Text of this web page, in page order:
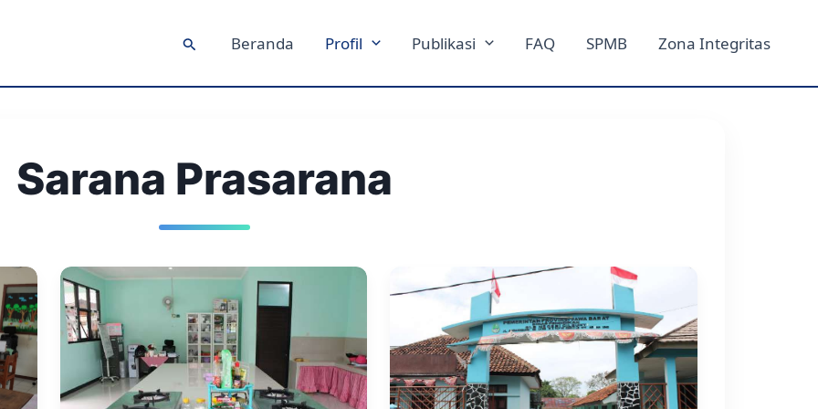
Cari Beranda Profil Publikasi FAQ SPMB Zona Integritas
Sarana Prasarana